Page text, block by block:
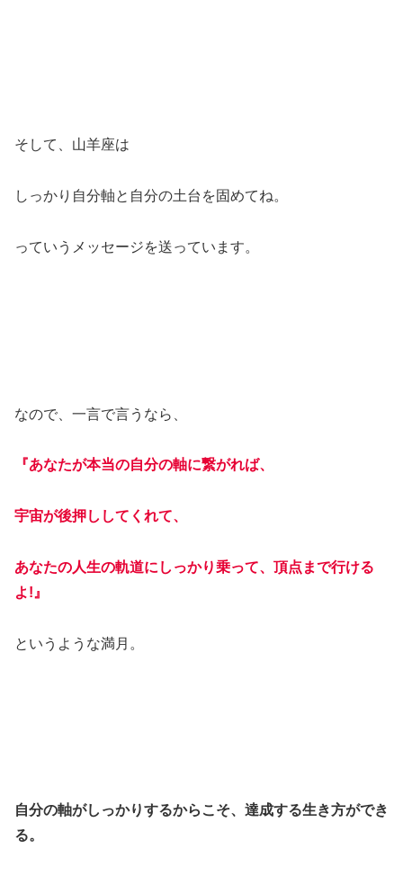
そして、山羊座は
しっかり自分軸と自分の土台を固めてね。
っていうメッセージを送っています。
なので、一言で言うなら、
『あなたが本当の自分の軸に繋がれば、
宇宙が後押ししてくれて、
あなたの人生の軌道にしっかり乗って、頂点まで行ける
よ!』
というような満月。
自分の軸がしっかりするからこそ、達成する生き方ができ
る。